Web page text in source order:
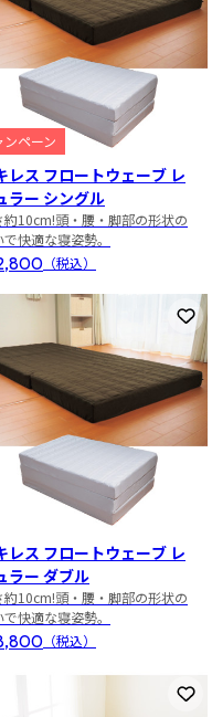
ンペーン
レス フロートウェーブ レ
ラー シングル
約10cm!頭・腰・脚部の形状の
快適な寝姿勢。
（税込）
に登録 お
レス フロートウェーブ レ
ラー ダブル
約10cm!頭・腰・脚部の形状の
快適な寝姿勢。
（税込）
に登録 お